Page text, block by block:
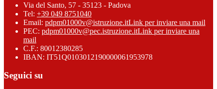
Via del Santo, 57 - 35123 - Padova
Tel: +39 049 8751040
Email: pdpm01000v@istruzione.itLink per inviare una mail
PEC: pdpm01000v@pec.istruzione.itLink per inviare una
mail
C.F.: 80012380285
IBAN: IT51Q0103012190000061953978
Seguici su